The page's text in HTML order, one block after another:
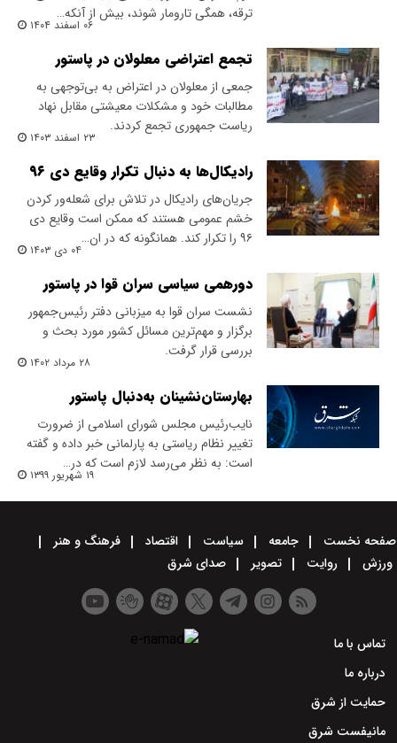
ترقه، همگی تارومار شوند، بیش از آنکه…
۰۶ اسفند ۱۴۰۴
تجمع اعتراضی معلولان در پاستور
جمعی از معلولان در اعتراض به بی‌توجهی به
مطالبات خود و مشکلات معیشتی مقابل نهاد
ریاست جمهوری تجمع کردند.
۲۳ اسفند ۱۴۰۳
رادیکال‌ها به دنبال تکرار وقایع دی ۹۶
جریان‌های رادیکال در تلاش برای شعله‌ور کردن
خشم عمومی هستند که ممکن است وقایع دی
۹۶ را تکرار کند. همانگونه که در ان…
۰۴ دی ۱۴۰۳
دورهمی سیاسی سران قوا در پاستور
نشست سران قوا به میزبانی دفتر رئیس‌جمهور
برگزار و مهم‌ترین مسائل کشور مورد بحث و
بررسی قرار گرفت.
۲۸ مرداد ۱۴۰۲
بهارستان‌نشینان به‌دنبال پاستور
نایب‌رئیس مجلس شورای اسلامی از ضرورت
تغییر نظام ریاستی به پارلمانی خبر داده و گفته
است: به نظر می‌رسد لازم است که در…
۱۹ شهریور ۱۳۹۹
صفحه نخست جامعه سیاست اقتصاد
فرهنگ و هنر
ورزش
روایت تصویر صدای شرق
تماس با ما
درباره ما
حمایت از شرق
مانیفست شرق